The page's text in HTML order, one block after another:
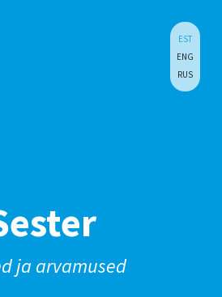
EST
ENG
RUS
ja arvamused